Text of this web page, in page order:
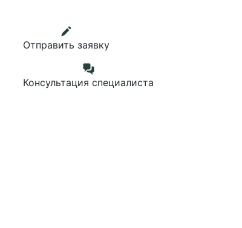
Отправить заявку
Консультация специалиста